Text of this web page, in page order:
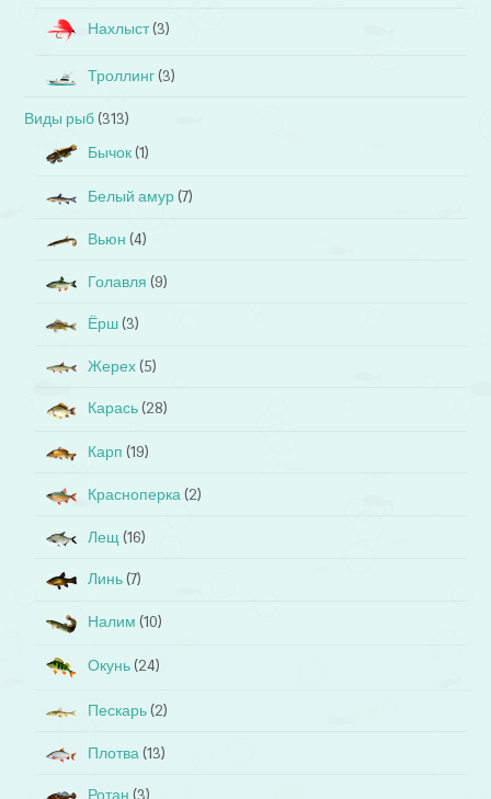
Нахлыст(3)
Троллинг (3)
Виды рыб (313)
Бычок (1)
Белый амур (7)
Вьюн (4)
Голавля (9)
Ёрш (3)
Жерех (5)
Карась (28)
Карп (19)
Красноперка (2)
Лещ (16)
Линь (7)
Налим (10)
Окунь (24)
Пескарь (2)
Плотва (13)
Ротан (3)